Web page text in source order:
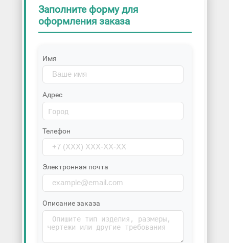
Заполните форму для
оформления заказа
Имя
Адрес
Телефон
Электронная почта
Описание заказа